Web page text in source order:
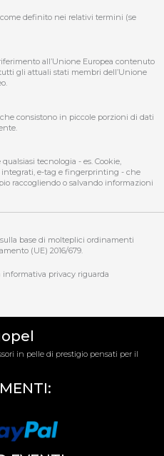
definito nei relativi termini (se
all’Unione Europea contenuto
gli attuali stati membri dell’Unione
consistono in piccole porzioni di dati
tecnologia - es. Cookie,
e-tag e fingerprinting - che
raccogliendo o salvando informazioni
base di molteplici ordinamenti
(UE) 2016/679.
informativa privacy riguarda
in pelle di prestigio pensati per il